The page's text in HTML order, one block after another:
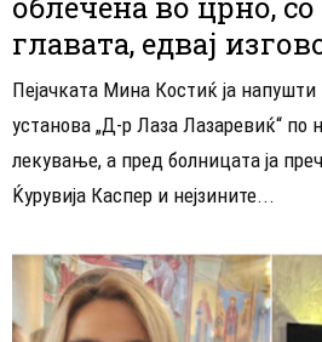
главата, едвај
Пејачката Мина Костиќ ја напушти
установа „Д-р Лаза Лазаревиќ“ по
лекување, а пред болницата ја
Ќурувија Каспер и нејзините...